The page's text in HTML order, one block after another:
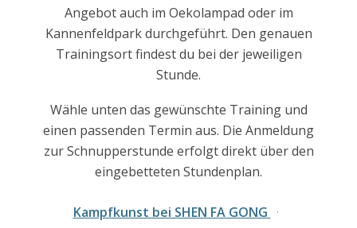
Angebot auch im Oekolampad oder im
Kannenfeldpark durchgeführt. Den genauen
Trainingsort findest du bei der jeweiligen
Stunde.
Wähle unten das gewünschte Training und
einen passenden Termin aus. Die Anmeldung
zur Schnupperstunde erfolgt direkt über den
eingebetteten Stundenplan.
Kampfkunst bei SHEN FA GONG ·